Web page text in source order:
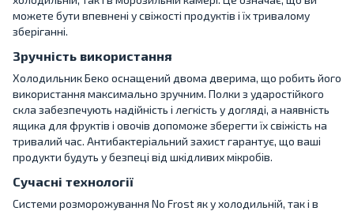
можете бути впевнені у свіжості продуктів і їх тривалому
зберіганні.
Зручність використання
Холодильник Беко оснащений двома дверима, що робить його
використання максимально зручним. Полки з ударостійкого
скла забезпечують надійність і легкість у догляді, а наявність
ящика для фруктів і овочів допоможе зберегти їх свіжість на
тривалий час. Антибактеріальний захист гарантує, що ваші
продукти будуть у безпеці від шкідливих мікробів.
Сучасні технології
Системи розморожування No Frost як у холодильній, так і в